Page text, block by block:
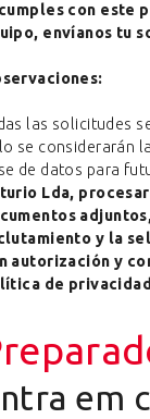
con este
envíanos tu
las solicitudes
se considerarán
de datos para
Lda,
y la
autorización y
de
em